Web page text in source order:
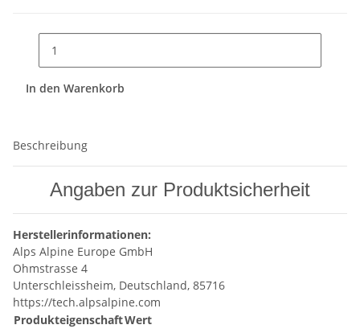
In den Warenkorb
Beschreibung
Angaben zur Produktsicherheit
Herstellerinformationen:
Alps Alpine Europe GmbH
Ohmstrasse 4
Unterschleissheim, Deutschland, 85716
https://tech.alpsalpine.com
ProdukteigenschaftWert